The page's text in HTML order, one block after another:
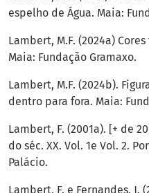
espelho de Água. Maia:
Lambert, M.F. (2024a)
Maia: Fundação Gramaxo.
Lambert, M.F. (2024b).
dentro para fora. Maia:
Lambert, F. (2001a). [+ de
do séc. XX. Vol. 1e Vol. 2.
Palácio.
Lambert, F. e Fernandes, J.